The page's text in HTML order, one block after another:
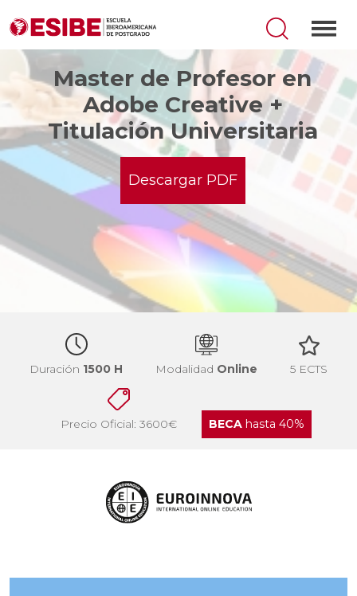
Master de Profesor en
Adobe Creative +
Titulación Universitaria
Descargar PDF
Duración 1500 H Modalidad Online 5 ECTS
Precio Oficial: 3600€ BECAhasta 40%